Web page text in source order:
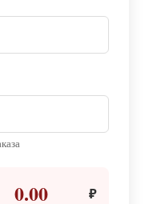
0.00 ₽